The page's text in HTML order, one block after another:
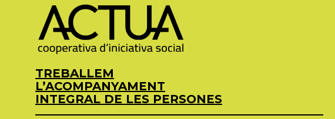
TREBALLEM
L’ACOMPANYAMENT
INTEGRAL DE LES PERSONES